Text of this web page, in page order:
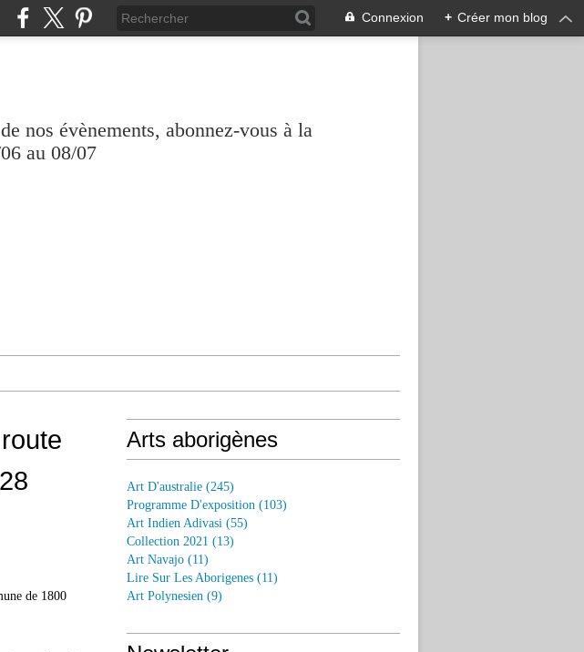
Connexion + Créer mon blog
nos évènements, abonnez-vous à la
au 08/07
de 1800
Arts aborigènes
Art D'australie (245)
Programme D'exposition (103)
Art Indien Adivasi (55)
Collection 2021 (13)
Art Navajo (11)
Lire Sur Les Aborigenes (11)
Art Polynesien (9)